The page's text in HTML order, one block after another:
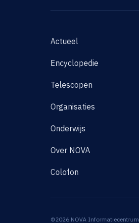
Actueel
Encyclopedie
Telescopen
Organisaties
Onderwijs
Over NOVA
Colofon
©2026 NOVA Informatiecentrum